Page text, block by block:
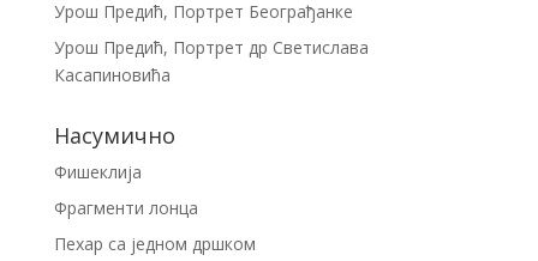
Урош Предић, Портрет Београђанке
Урош Предић, Портрет др Светислава
Касапиновића
Насумично
Фишеклија
Фрагменти лонца
Пехар са једном дршком